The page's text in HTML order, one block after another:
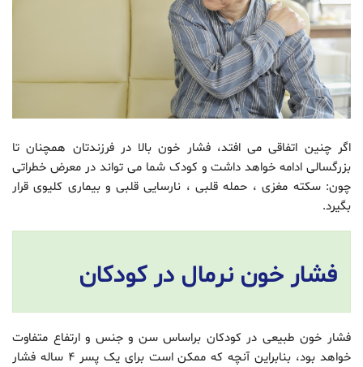
اگر چنین اتفاقی می افتد، فشار خون بالا در فرزندتان همچنان تا
بزرگسالی ادامه خواهد داشت و کودک شما می تواند در معرض خطراتی
چون: سکته مغزی ، حمله قلبی ، نارسایی قلبی و بیماری کلیوی قرار
بگیرد.
فشار خون نرمال در کودکان
فشار خون طبیعی در کودکان براساس سن و جنس و ارتفاع متفاوت
خواهد بود، بنابراین آنچه که ممکن است برای یک پسر ۴ ساله فشار